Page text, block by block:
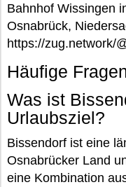
Bahnhof Wissingen
Osnabrück,
https://zug.network/
Häufige
Was ist
Urlaubsziel?
Bissendorf ist eine
Osnabrücker Land
eine Kombination